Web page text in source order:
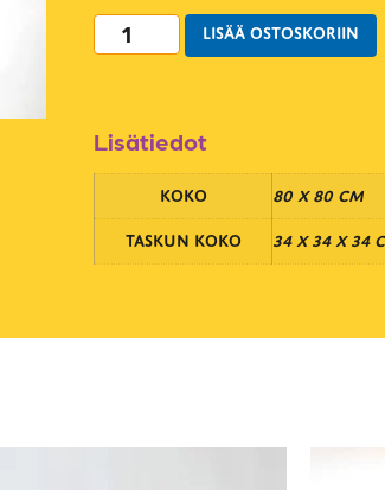
LISÄÄ OSTOSKORIIN
Lisätiedot
KOKO 80 X 80 CM
TASKUN KOKO 34 X 34 X 34